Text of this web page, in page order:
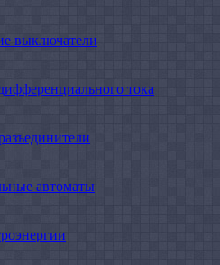
выключатели
тока
автоматы